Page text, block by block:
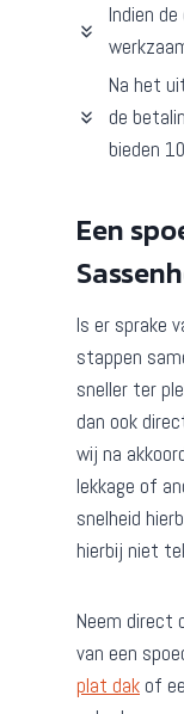
Indien
Na het
de
bieden
Een
Is er sprake
stappen
sneller ter
dan ook
wij na
lekkage of
snelheid
hierbij niet
Neem direct
van een
plat dak of